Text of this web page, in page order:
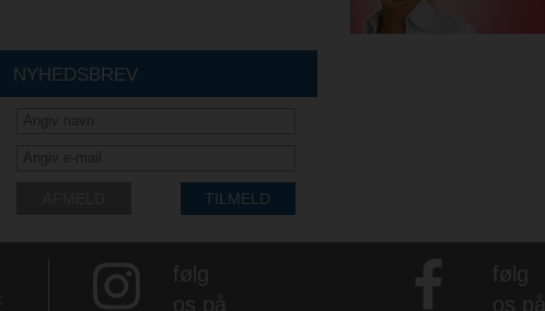
NYHEDSBREV
TILMELD
følg
os på
følg
os på